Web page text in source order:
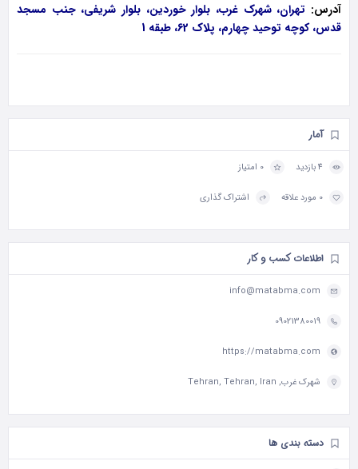
آدرس: تهران، شهرک غرب، بلوار خوردین، بلوار شریفی، جنب مسجد
قدس، کوچه توحید چهارم، پلاک 62، طبقه 1
آمار
4 بازدید 0 امتیاز
0 مورد علاقه اشتراک گذاری
اطلاعات کسب و کار
info@matabma.com
09021380019
https://matabma.com
شهرک غرب, Tehran, Tehran, Iran
دسته بندی ها